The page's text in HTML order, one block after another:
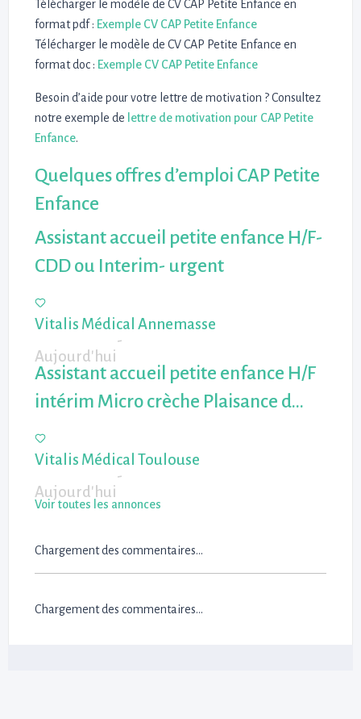
Télécharger le modèle de CV CAP Petite Enfance en
format pdf : Exemple CV CAP Petite Enfance
Télécharger le modèle de CV CAP Petite Enfance en
format doc : Exemple CV CAP Petite Enfance
Besoin d’aide pour votre lettre de motivation ? Consultez
notre exemple de lettre de motivation pour CAP Petite
Enfance.
Quelques offres d’emploi CAP Petite
Enfance
Assistant accueil petite enfance H/F-
CDD ou Interim- urgent
Vitalis Médical Annemasse
-
Aujourd'hui
Assistant accueil petite enfance H/F
intérim Micro crèche Plaisance d…
Vitalis Médical Toulouse
-
Aujourd'hui
Voir toutes les annonces